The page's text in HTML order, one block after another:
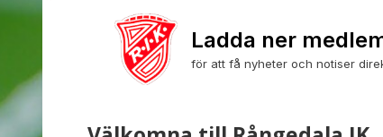
Ladda ner
för att få nyheter och notiser